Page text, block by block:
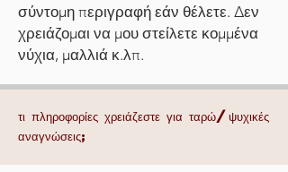
σύντομη περιγραφή εάν θέλετε. Δεν
χρειάζομαι να μου στείλετε κομμένα
νύχια, μαλλιά κ.λπ.
τι πληροφορίες χρειάζεστε για ταρώ/ψυχικές
αναγνώσεις;